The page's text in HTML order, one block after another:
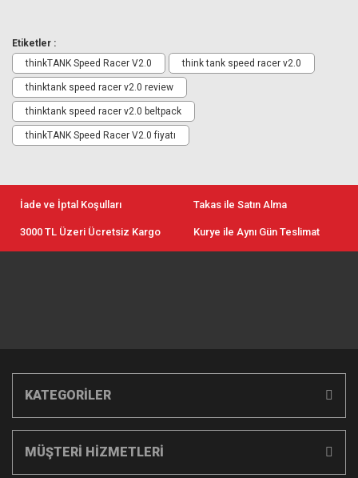
Etiketler :
thinkTANK Speed Racer V2.0
think tank speed racer v2.0
thinktank speed racer v2.0 review
thinktank speed racer v2.0 beltpack
thinkTANK Speed Racer V2.0 fiyatı
İade ve İptal Koşulları Takas ile Satın Alma
3000 TL Üzeri Ücretsiz Kargo Kurye ile Aynı Gün Teslimat
KATEGORİLER
MÜŞTERİ HİZMETLERİ